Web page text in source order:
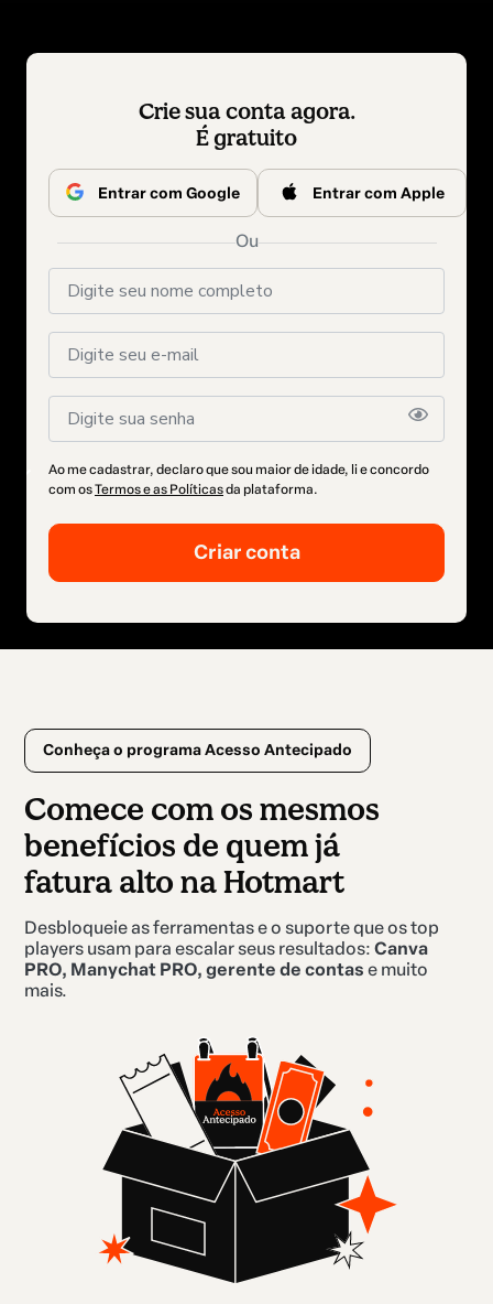
Crie sua conta agora.
É gratuito
Conheça o programa Acesso Antecipado
Comece com os mesmos
benefícios de quem já
fatura alto na Hotmart
Desbloqueie as ferramentas e o suporte que os top
players usam para escalar seus resultados:Canva
PRO, Manychat PRO, gerente de contas e muito
mais.